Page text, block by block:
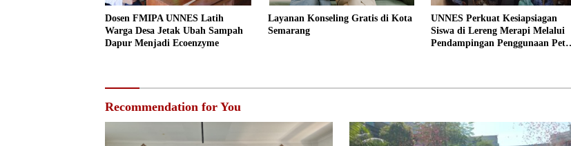
Dosen FMIPA UNNES Latih
Warga Desa Jetak Ubah Sampah
Dapur Menjadi Ecoenzyme
Layanan Konseling Gratis di Kota
Semarang
UNNES Perkuat Kesiapsiagan
Siswa di Lereng Merapi Melalui
Pendampingan Penggunaan Peta
Recommendation for You